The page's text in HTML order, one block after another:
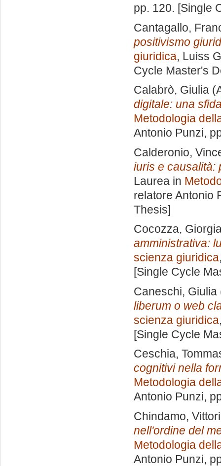
pp. 120. [Single
Cantagallo,
positivismo
giuridica, Luiss
Cycle Master's
Calabrò, Giulia
digitale: una
Metodologia
Antonio Punzi,
Calderonio,
iuris e causalità:
Laurea in
relatore Antonio
Thesis]
Cocozza,
amministrativa:
scienza giuridica
[Single Cycle
Caneschi, Giulia
liberum o web
scienza giuridica
[Single Cycle
Ceschia,
cognitivi nella
Metodologia
Antonio Punzi,
Chindamo,
nell'ordine del
Metodologia
Antonio Punzi,